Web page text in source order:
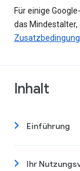
Für einige
das Mindestalter,
Inhalt
Einführung
Ihr